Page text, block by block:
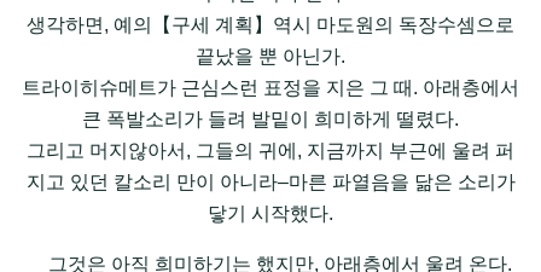
생각하면, 예의【구세 계획】역시 마도원의 독장수셈으로
끝났을 뿐 아닌가.
트라이히슈메트가 근심스런 표정을 지은 그 때. 아래층에서
큰 폭발소리가 들려 발밑이 희미하게 떨렸다.
그리고 머지않아서, 그들의 귀에, 지금까지 부근에 울려 퍼
지고 있던 칼소리 만이 아니라–마른 파열음을 닮은 소리가
닿기 시작했다.
그것은 아직 희미하기는 했지만, 아래층에서 울려 온다.